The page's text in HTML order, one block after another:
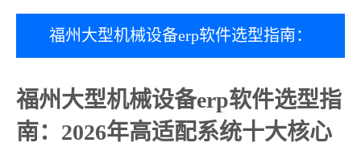
福州大型机械设备erp软件选型指南：
评
福州大型机械设备erp软件选型指
南：2026年高适配系统十大核心